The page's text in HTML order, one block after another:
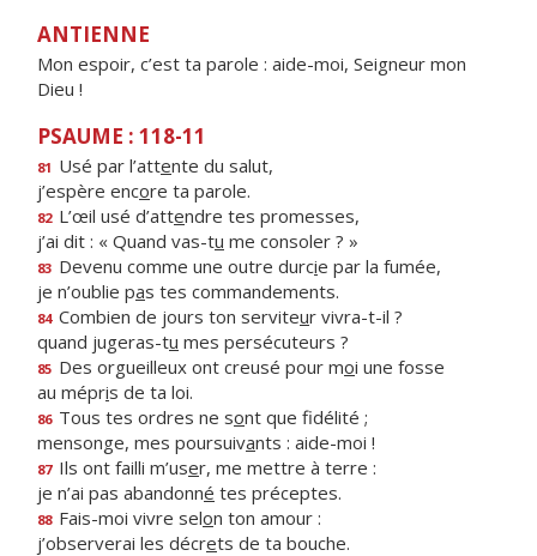
ANTIENNE
Mon espoir, c’est ta parole : aide-moi, Seigneur mon
Dieu !
PSAUME : 118-11
81 Usé par l’attente du salut,
j’espère encore ta parole.
82 L’œil usé d’attendre tes promesses,
j’ai dit : « Quand vas-tu me consoler ? »
83 Devenu comme une outre durcie par la fumée,
je n’oublie pas tes commandements.
84 Combien de jours ton serviteur vivra-t-il ?
quand jugeras-tu mes persécuteurs ?
85 Des orgueilleux ont creusé pour moi une fosse
au mépris de ta loi.
86 Tous tes ordres ne sont que fidélité ;
mensonge, mes poursuivants : aide-moi !
87 Ils ont failli m’user, me mettre à terre :
je n’ai pas abandonné tes préceptes.
88 Fais-moi vivre selon ton amour :
j’observerai les décrets de ta bouche.